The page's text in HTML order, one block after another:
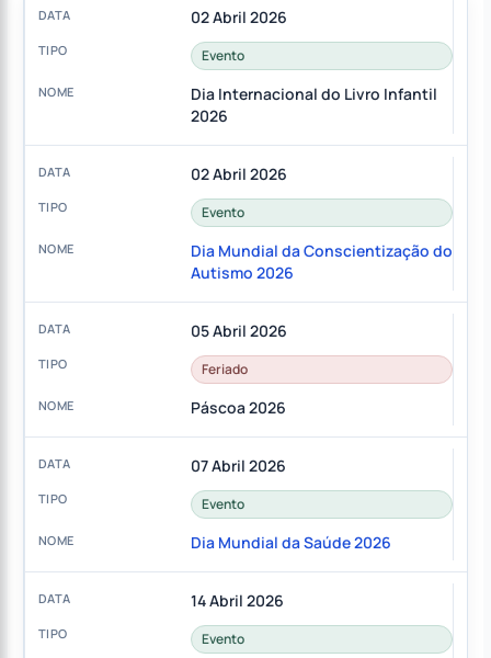
02 Abril 2026
Evento
Dia Internacional do Livro Infantil
2026
02 Abril 2026
Evento
Dia Mundial da Conscientização do
Autismo 2026
05 Abril 2026
Feriado
Páscoa 2026
07 Abril 2026
Evento
Dia Mundial da Saúde 2026
14 Abril 2026
Evento